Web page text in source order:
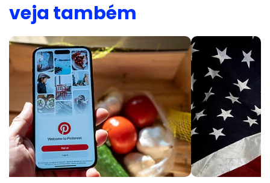
veja também